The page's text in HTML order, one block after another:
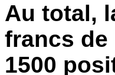
Au total,
francs de
1500